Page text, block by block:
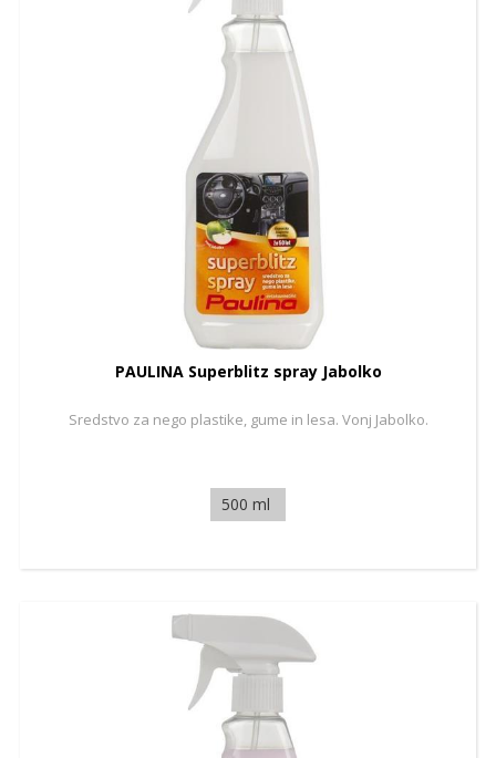
PAULINA Superblitz spray Jabolko
Sredstvo za nego plastike, gume in lesa. Vonj Jabolko.
500 ml